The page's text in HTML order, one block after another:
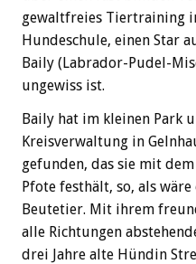
gewaltfreies Tiertraining
Hundeschule, einen Star
Baily (Labrador-Pudel-
ungewiss ist.
Baily hat im kleinen Park
Kreisverwaltung in
gefunden, das sie mit
Pfote festhält, so, als
Beutetier. Mit ihrem
alle Richtungen
drei Jahre alte Hündin